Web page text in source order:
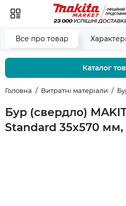
Каталог
Головна Витратні матеріали
Бур (свердло)
Standard 35x570 мм,
Все про товар